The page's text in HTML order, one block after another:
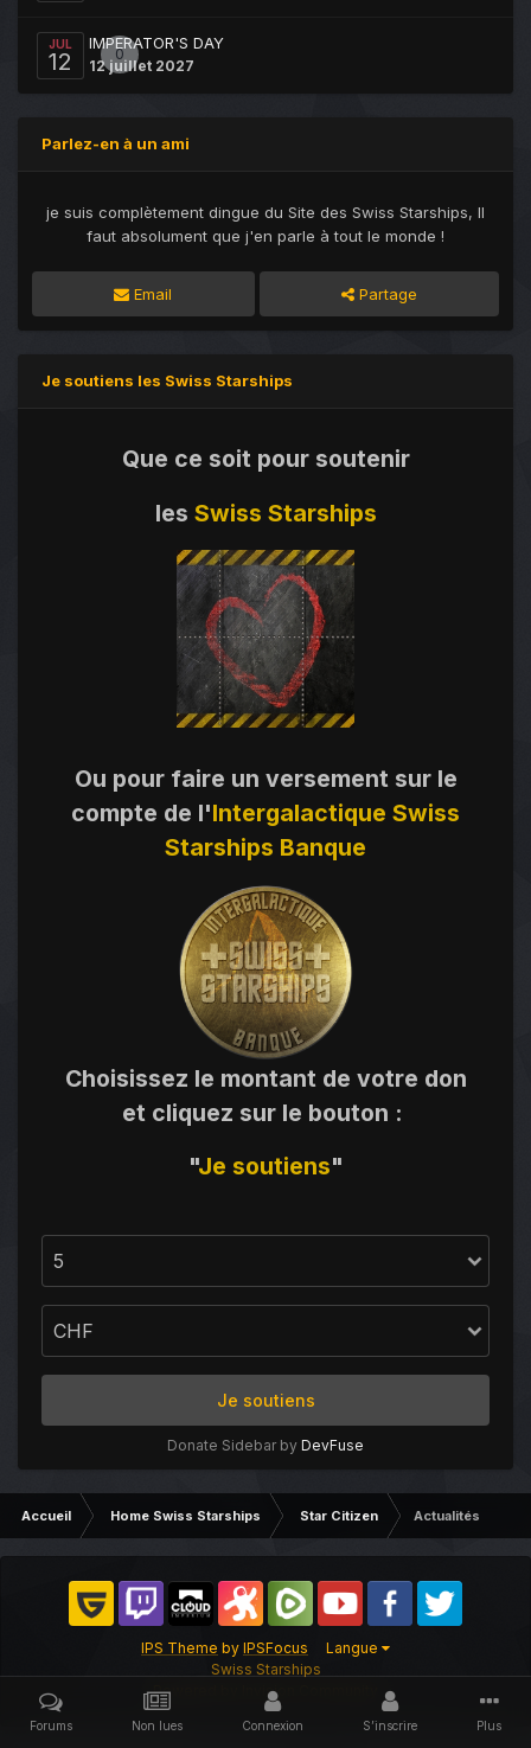
JUL
12 0
IMPERATOR'S DAY
12 juillet 2027
Parlez-en à un ami
je suis complètement dingue du Site des Swiss Starships, Il
faut absolument que j'en parle à tout le monde !
Email Partage
Je soutiens les Swiss Starships
Que ce soit pour soutenir
les Swiss Starships
Ou pour faire un versement sur le
compte de l'Intergalactique Swiss
Starships Banque
Choisissez le montant de votre don
et cliquez sur le bouton :
"Je soutiens"
Je soutiens
Donate Sidebar by DevFuse
Accueil Home Swiss Starships Star Citizen Actualités
IPS Theme by IPSFocus
Langue
Swiss Starships
Powered by Invision Community
Forums Non lues Connexion S’inscrire Plus